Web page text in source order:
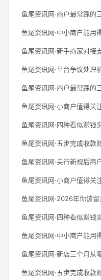
鱼尾资讯网·商户最常踩的
鱼尾资讯网·中小商户能用
鱼尾资讯网·新手商家对接
鱼尾资讯网·平台争议处理
鱼尾资讯网·商户最常踩的
鱼尾资讯网·小商户值得关
鱼尾资讯网·四种看似赚钱
鱼尾资讯网·五步完成收款
鱼尾资讯网·央行新规后商
鱼尾资讯网·小商户值得关
鱼尾资讯网·2026年你该
鱼尾资讯网·四种看似赚钱
鱼尾资讯网·中小商户能用
鱼尾资讯网·新店三个月从
鱼尾资讯网·五步完成收款